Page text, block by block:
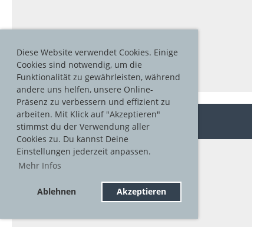
Diese Website verwendet Cookies. Einige
Cookies sind notwendig, um die
Funktionalität zu gewährleisten, während
andere uns helfen, unsere Online-
Präsenz zu verbessern und effizient zu
arbeiten. Mit Klick auf "Akzeptieren"
stimmst du der Verwendung aller
Cookies zu. Du kannst Deine
Einstellungen jederzeit anpassen.
Mehr Infos
Ablehnen Akzeptieren
SBX SM Lenk 03.2024
18 Bilder